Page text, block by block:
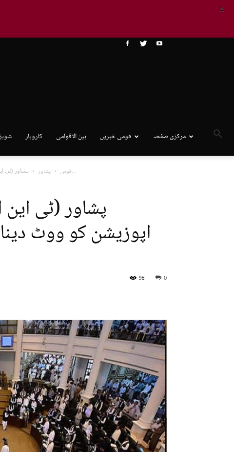
کاروبار بین الاقوامی قومی خبریں مرکزی صفحہ
قومی پشاور
پشاور (ٹی این ایس) حکومتی ممبران کا اپوزیشن کو ووٹ دینا فلورکراسنگ...
پشاور (ٹی
اپوزیشن کو ووٹ
0
98
X